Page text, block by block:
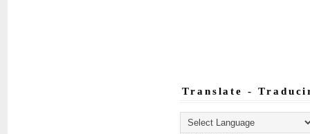
Translate -